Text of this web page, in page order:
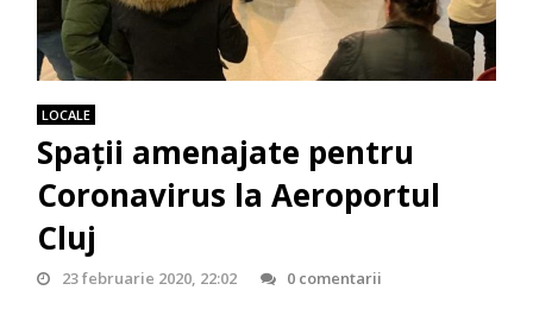
LOCALE
Spații amenajate pentru
Coronavirus la Aeroportul
Cluj
23 februarie 2020, 22:02 0 comentarii